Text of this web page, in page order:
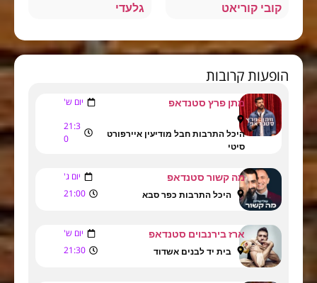
קובי קוריאט
גלעדי
הופעות קרובות
מתן פרץ סטנדאפ יום ש'
היכל התרבות חבל מודיעין איירפורט
סיטי
21:3
0
מה קשור סטנדאפ יום ג'
היכל התרבות כפר סבא 21:00
ארז בירנבוים סטנדאפ יום ש'
בית יד לבנים אשדוד 21:30